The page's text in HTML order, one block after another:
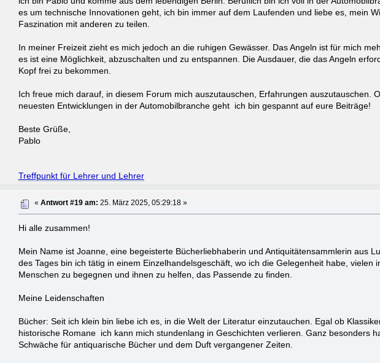
es um technische Innovationen geht, ich bin immer auf dem Laufenden und liebe es, mein
Faszination mit anderen zu teilen.
In meiner Freizeit zieht es mich jedoch an die ruhigen Gewässer. Das Angeln ist für mich
es ist eine Möglichkeit, abzuschalten und zu entspannen. Die Ausdauer, die das Angeln
Kopf frei zu bekommen.
Ich freue mich darauf, in diesem Forum mich auszutauschen, Erfahrungen auszutauschen.
neuesten Entwicklungen in der Automobilbranche geht ich bin gespannt auf eure Beiträge!
Beste Grüße,
Pablo
Treffpunkt für Lehrer und Lehrer
«Antwort #19 am: 25. März 2025, 05:29:18 »
Hi alle zusammen!
Mein Name ist Joanne, eine begeisterte Bücherliebhaberin und Antiquitätensammlerin aus
des Tages bin ich tätig in einem Einzelhandelsgeschäft, wo ich die Gelegenheit habe, vielen
Menschen zu begegnen und ihnen zu helfen, das Passende zu finden.
Meine Leidenschaften
Bücher: Seit ich klein bin liebe ich es, in die Welt der Literatur einzutauchen. Egal ob
historische Romane ich kann mich stundenlang in Geschichten verlieren. Ganz besonders
Schwäche für antiquarische Bücher und dem Duft vergangener Zeiten.